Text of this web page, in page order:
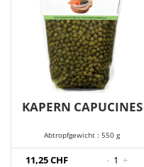
KAPERN CAPUCINES
Abtropfgewicht : 550 g
11,25 CHF - 1 +